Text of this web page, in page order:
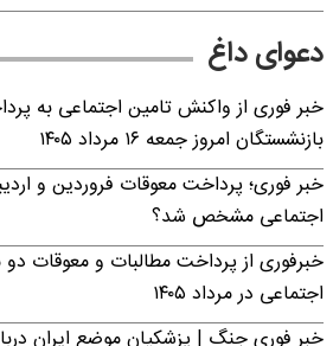
دعوای داغ
خبر فوری از واکنش تامین اجتماعی به
بازنشستگان امروز جمعه ۱۶ مرداد ۱۴۰۵
خبر فوری؛ پرداخت معوقات فروردین و
اجتماعی مشخص شد؟
خبرفوری از پرداخت مطالبات و معوقات دو
اجتماعی در مرداد ۱۴۰۵
خبر فوری جنگ | پزشکیان موضع ایران